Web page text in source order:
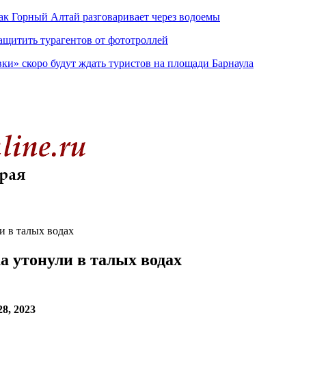
Горный Алтай разговаривает через водоемы
турагентов от фототроллей
скоро будут ждать туристов на площади Барнаула
в талых водах
утонули в талых водах
2023